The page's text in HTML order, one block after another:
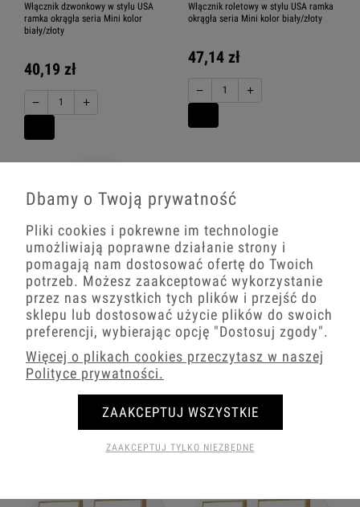
Włącznik dzwonkowy w stylu USA
ramka okrągła seria Mini kolor
biały/złoty
40,19 zł
− +
Włącznik roletowy w stylu USA ramka
okrągła seria Mini kolor biały/złoty
47,14 zł
− +
Włącznik schodowy podwójny w stylu
USA ramka okrągła seria Mini kolor
biały/złoty
56,27 zł
Dwa włączniki pojedyncze w stylu
USA ramka okrągła seria Mini kolor
biały/złoty
77,18 zł
Dbamy o Twoją prywatność
Pliki cookies i pokrewne im technologie
umożliwiają poprawne działanie strony i
pomagają nam dostosować ofertę do Twoich
potrzeb. Możesz zaakceptować wykorzystanie
przez nas wszystkich tych plików i przejść do
sklepu lub dostosować użycie plików do swoich
preferencji, wybierając opcję "Dostosuj zgody".
Więcej o plikach cookies przeczytasz w naszej
Polityce prywatności.
ZAAKCEPTUJ TYLKO NIEZBĘDNE
ZAAKCEPTUJ WSZYSTKIE